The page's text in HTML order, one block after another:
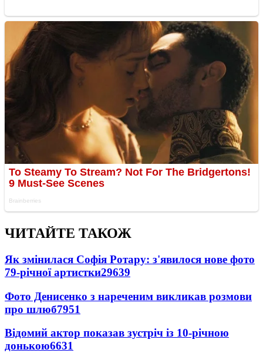
ЧИТАЙТЕ ТАКОЖ
Як змінилася Софія Ротару: з'явилося нове фото
79-річної артистки29639
Фото Денисенко з нареченим викликав розмови
про шлюб7951
Відомий актор показав зустріч із 10-річною
донькою6631